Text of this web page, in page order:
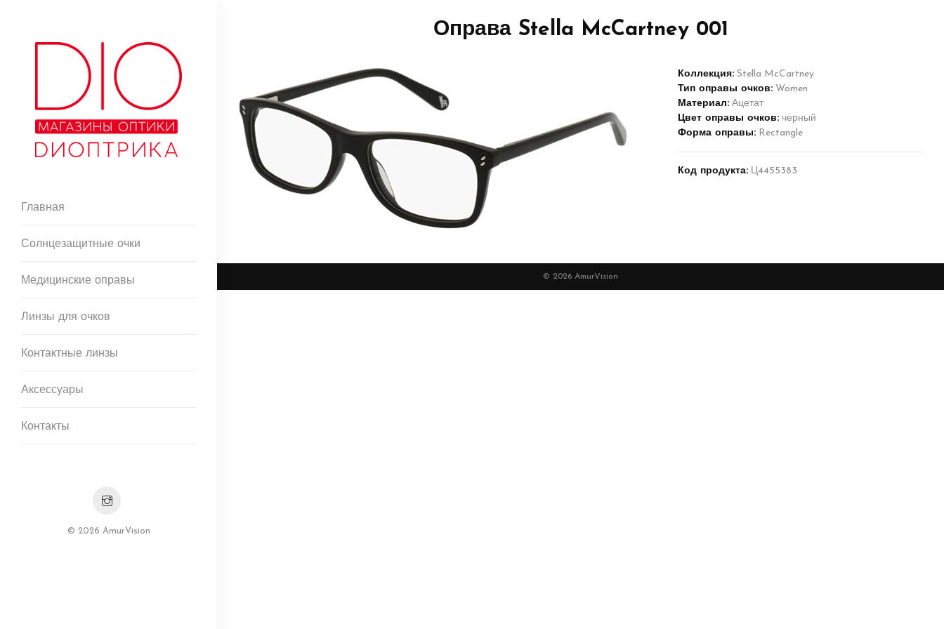
Главная
Солнцезащитные очки
Медицинские оправы
Линзы для очков
Контактные линзы
Аксессуары
Контакты
© 2026 AmurVision
Оправа Stella McCartney 001
Коллекция: Stella McCartney
Тип оправы очков: Women
Материал: Ацетат
Цвет оправы очков: черный
Форма оправы: Rectangle
Код продукта: Ц4455383
© 2026 AmurVision